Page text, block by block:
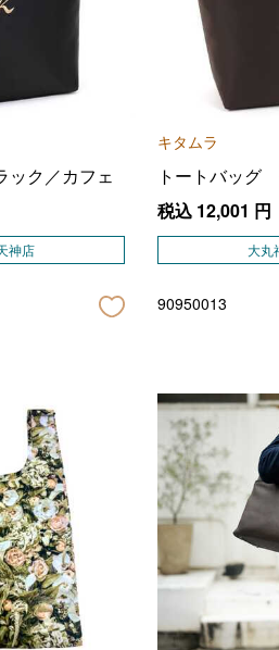
ク／カフェ
神店
キタムラ
トートバッグ
税込 12,001 円
大丸
90950013